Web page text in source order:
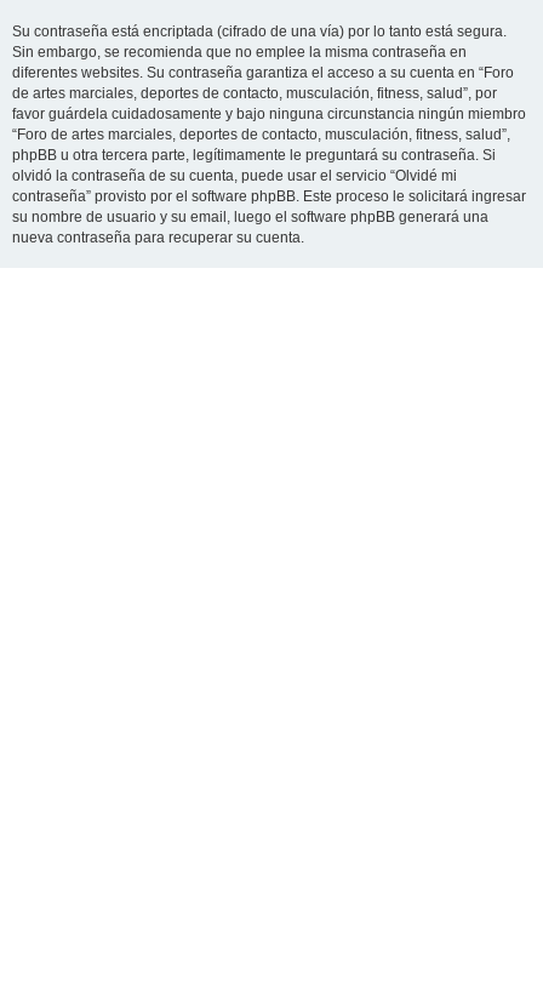
Su contraseña está encriptada (cifrado de una vía) por lo tanto está segura.
Sin embargo, se recomienda que no emplee la misma contraseña en
diferentes websites. Su contraseña garantiza el acceso a su cuenta en “Foro
de artes marciales, deportes de contacto, musculación, fitness, salud”, por
favor guárdela cuidadosamente y bajo ninguna circunstancia ningún miembro
“Foro de artes marciales, deportes de contacto, musculación, fitness, salud”,
phpBB u otra tercera parte, legítimamente le preguntará su contraseña. Si
olvidó la contraseña de su cuenta, puede usar el servicio “Olvidé mi
contraseña” provisto por el software phpBB. Este proceso le solicitará ingresar
su nombre de usuario y su email, luego el software phpBB generará una
nueva contraseña para recuperar su cuenta.